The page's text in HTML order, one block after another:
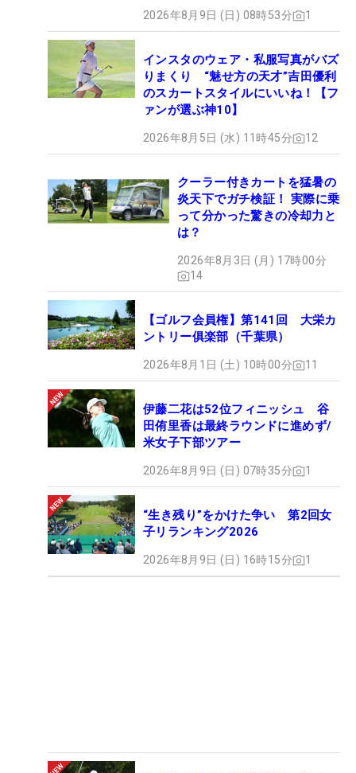
2026年8月9日 (日) 08時53分 1
インスタのウェア・私服写真がバズ
りまくり “魅せ方の天才”吉田優利
のスカートスタイルにいいね！【フ
ァンが選ぶ神10】
2026年8月5日 (水) 11時45分 12
クーラー付きカートを猛暑の
炎天下でガチ検証！ 実際に乗
って分かった驚きの冷却力と
は？
2026年8月3日 (月) 17時00分
14
【ゴルフ会員権】第141回 大栄カ
ントリー俱楽部（千葉県）
2026年8月1日 (土) 10時00分 11
伊藤二花は52位フィニッシュ 谷
田侑里香は最終ラウンドに進めず/
米女子下部ツアー
2026年8月9日 (日) 07時35分 1
“生き残り”をかけた争い 第2回女
子リランキング2026
2026年8月9日 (日) 16時15分 1